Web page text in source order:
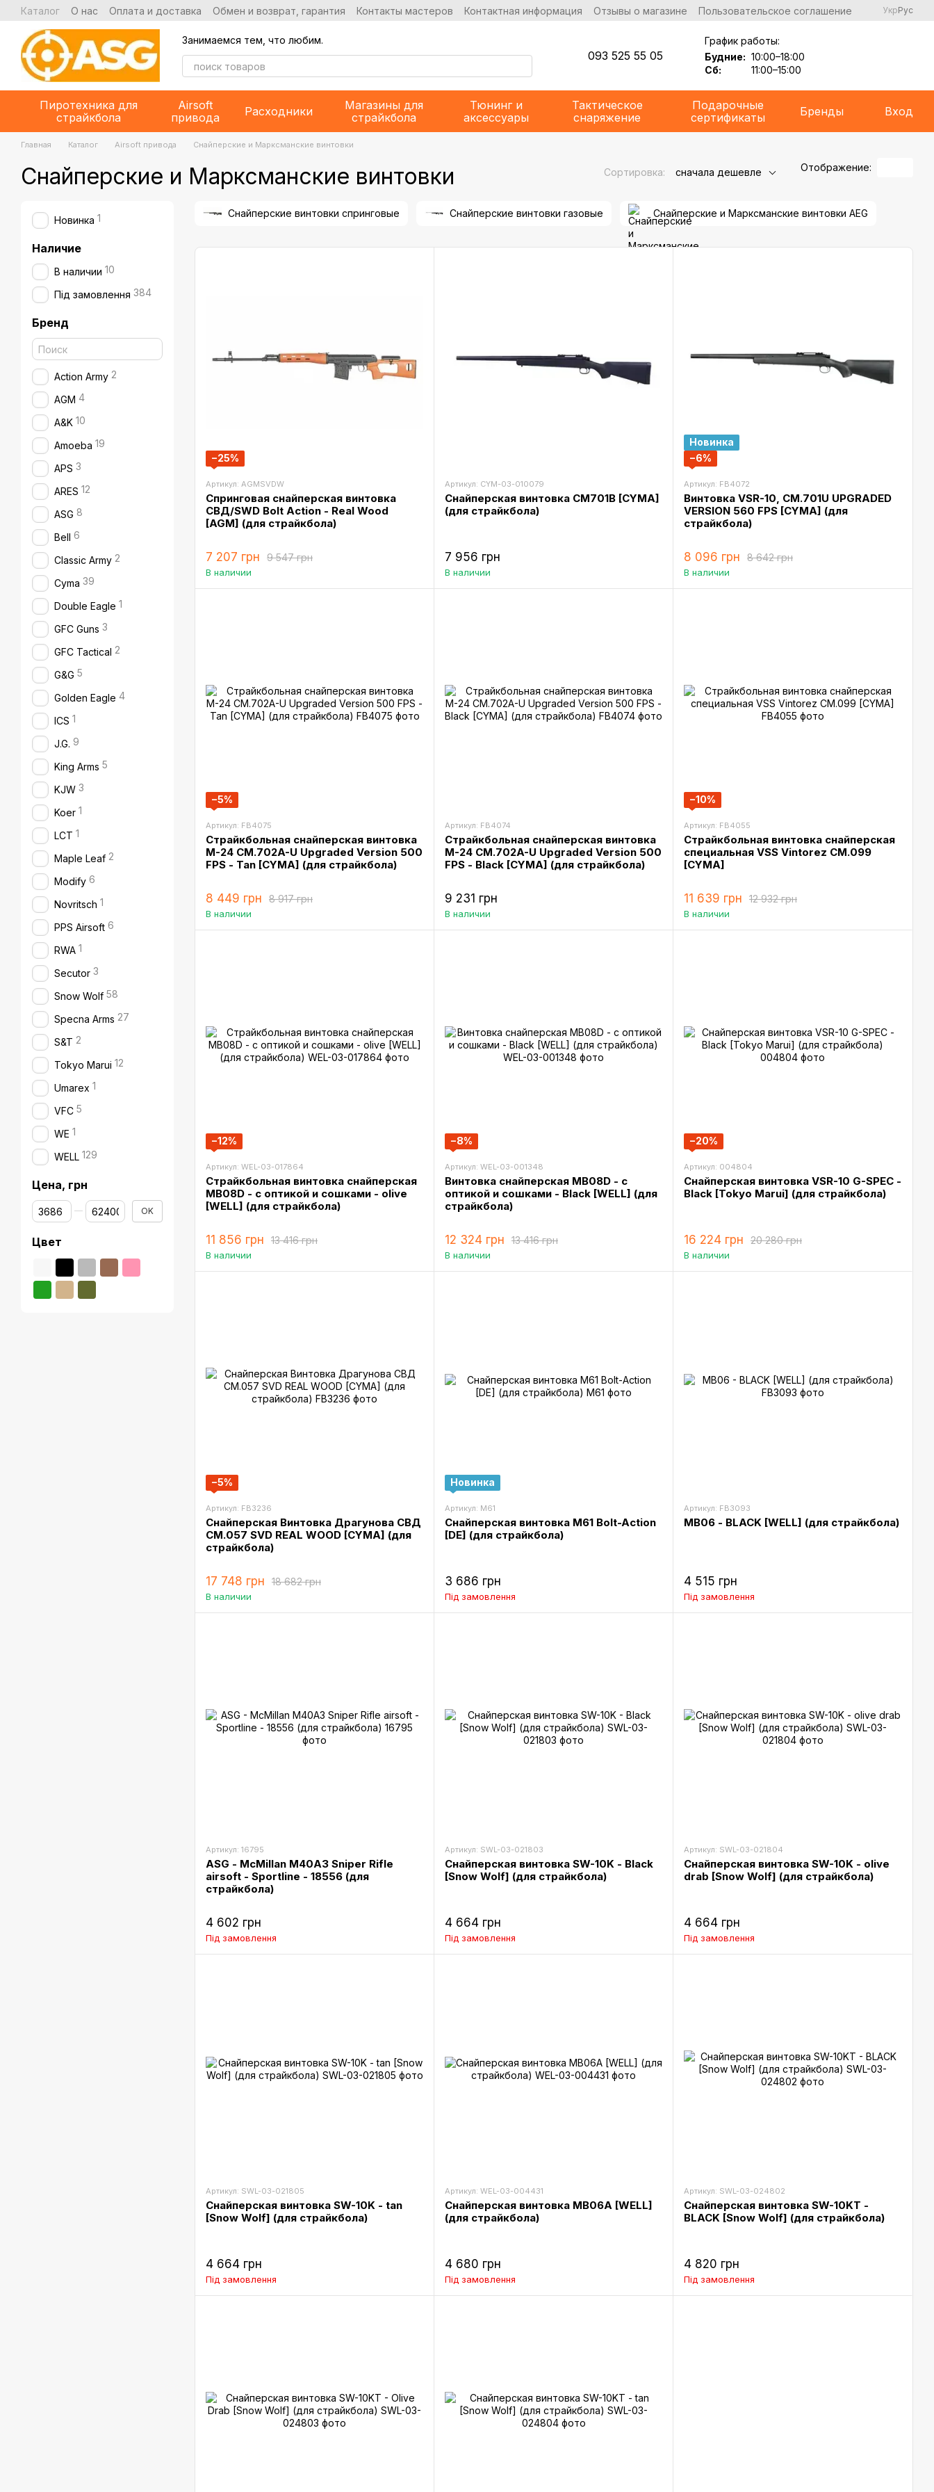
Перейти к основному контенту
Каталог О нас Оплата и доставка Обмен и возврат, гарантия Контакты мастеров Контактная информация Отзывы о магазине Пользовательское соглашение УкрРус
Занимаемся тем, что любим.
093 525 55 05
График работы:
Будние: 10:00–18:00
Сб:
11:00–15:00
Пиротехника для
страйкбола
Airsoft
привода
Расходники
Магазины для
страйкбола
Тюнинг и
аксессуары
Тактическое
снаряжение
Подарочные
сертификаты
Бренды Вход
Главная Каталог Airsoft привода Снайперские и Марксманские винтовки
Снайперские и Марксманские винтовки Сортировка: сначала дешевле Отображение:
Снайперские винтовки спринговые Снайперские винтовки газовые Снайперские и Марксманские винтовки AEG
−25%
Артикул: AGMSVDW
Спринговая снайперская винтовка
СВД/SWD Bolt Action - Real Wood
[AGM] (для страйкбола)
9 547 грн
7 207 грн
В наличии
Артикул: CYM-03-010079
Снайперская винтовка CM701B [CYMA]
(для страйкбола)
7 956 грн
В наличии
Новинка
−6%
Артикул: FB4072
Винтовка VSR-10, CM.701U UPGRADED
VERSION 560 FPS [CYMA] (для
страйкбола)
8 642 грн
8 096 грн
В наличии
−5%
Артикул: FB4075
Страйкбольная снайперская винтовка
М-24 CM.702A-U Upgraded Version 500
FPS - Tan [CYMA] (для страйкбола)
8 917 грн
8 449 грн
В наличии
Артикул: FB4074
Страйкбольная снайперская винтовка
М-24 CM.702A-U Upgraded Version 500
FPS - Black [CYMA] (для страйкбола)
9 231 грн
В наличии
−10%
Артикул: FB4055
Страйкбольная винтовка снайперская
специальная VSS Vintorez CM.099
[CYMA]
12 932 грн
11 639 грн
В наличии
−12%
Артикул: WEL-03-017864
Страйкбольная винтовка снайперская
MB08D - с оптикой и сошками - olive
[WELL] (для страйкбола)
13 416 грн
11 856 грн
В наличии
−8%
Артикул: WEL-03-001348
Винтовка снайперская MB08D - с
оптикой и сошками - Black [WELL] (для
страйкбола)
13 416 грн
12 324 грн
В наличии
−20%
Артикул: 004804
Снайперская винтовка VSR-10 G-SPEC -
Black [Tokyo Marui] (для страйкбола)
20 280 грн
16 224 грн
В наличии
−5%
Артикул: FB3236
Снайперская Винтовка Драгунова СВД
CM.057 SVD REAL WOOD [CYMA] (для
страйкбола)
18 682 грн
17 748 грн
В наличии
Новинка
Артикул: M61
Снайперская винтовка M61 Bolt-Action
[DE] (для страйкбола)
3 686 грн
Під замовлення
Артикул: FB3093
MB06 - BLACK [WELL] (для страйкбола)
4 515 грн
Під замовлення
Артикул: 16795
ASG - McMillan M40A3 Sniper Rifle
airsoft - Sportline - 18556 (для
страйкбола)
4 602 грн
Під замовлення
Артикул: SWL-03-021803
Снайперская винтовка SW-10K - Black
[Snow Wolf] (для страйкбола)
4 664 грн
Під замовлення
Артикул: SWL-03-021804
Снайперская винтовка SW-10K - olive
drab [Snow Wolf] (для страйкбола)
4 664 грн
Під замовлення
Артикул: SWL-03-021805
Снайперская винтовка SW-10K - tan
[Snow Wolf] (для страйкбола)
4 664 грн
Під замовлення
Артикул: WEL-03-004431
Снайперская винтовка MB06A [WELL]
(для страйкбола)
4 680 грн
Під замовлення
Артикул: SWL-03-024802
Снайперская винтовка SW-10KT -
BLACK [Snow Wolf] (для страйкбола)
4 820 грн
Під замовлення
Новинка 1
Наличие
В наличии 10
Під замовлення 384
Бренд
Action Army 2
AGM 4
A&K 10
Amoeba 19
APS 3
ARES 12
ASG 8
Bell 6
Classic Army 2
Cyma 39
Double Eagle 1
GFC Guns 3
GFC Tactical 2
G&G 5
Golden Eagle 4
ICS 1
J.G. 9
King Arms 5
KJW 3
Koer 1
LCT 1
Maple Leaf 2
Modify 6
Novritsch 1
PPS Airsoft 6
RWA 1
Secutor 3
Snow Wolf 58
Specna Arms 27
S&T 2
Tokyo Marui 12
Umarex 1
VFC 5
WE 1
WELL 129
Цена, грн
От Цена, грн
До Цена, грн OK
Цвет